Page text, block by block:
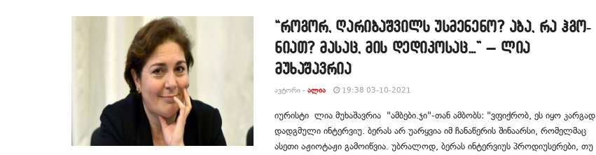
“რო­გორ, ღა­რი­ბაშ­ვილს უს­მე­ნე­ნო? აბა, რა ჰგო­
ნი­ათ? მა­საც, მის დე­დი­კო­საც…” – ლია
მუხაშავრია
ᲐᲕᲢᲝᲠᲘ - ᲐᲚᲘᲐ 19:38 03-10-2021
იუ­რის­ტი ლია მუ­ხა­შავ­რია "ამბები.ჯი"-თან ამბობს: "ვფიქ­რობ, ეს იყო კარ­გად
დად­გმუ­ლი ინ­ტერ­ვიუ. ბე­რას არ უარ­ყვია იმ ჩა­ნა­წე­რის ში­ნა­არ­სი, რო­მელ­მაც
ასე­თი აჟი­ო­ტა­ჟი გა­მო­იწ­ვია. უბ­რა­ლოდ, ბე­რას ინ­ტერ­ვი­უს პრო­დი­უ­სე­რე­ბი, თუ